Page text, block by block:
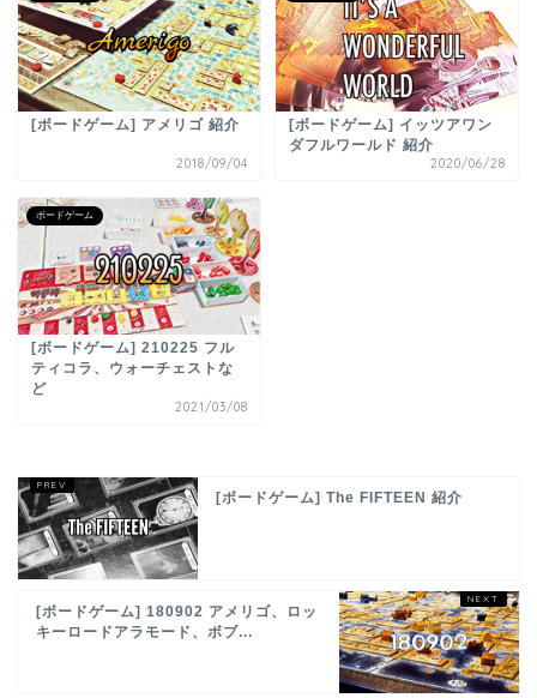
[ボードゲーム] アメリゴ 紹介
2018/09/04
[ボードゲーム] イッツアワン
ダフルワールド 紹介
2020/06/28
ボードゲーム
[ボードゲーム] 210225 フル
ティコラ、ウォーチェストな
ど
2021/03/08
[ボードゲーム] The FIFTEEN 紹介
[ボードゲーム] 180902 アメリゴ、ロッ
キーロードアラモード、ボブ...